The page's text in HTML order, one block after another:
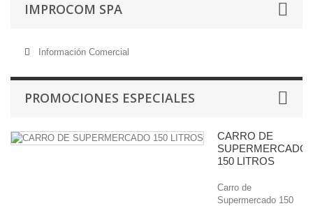
IMPROCOM SPA
Información Comercial
PROMOCIONES ESPECIALES
CARRO DE
SUPERMERCADO
150 LITROS
Carro de
Supermercado 150